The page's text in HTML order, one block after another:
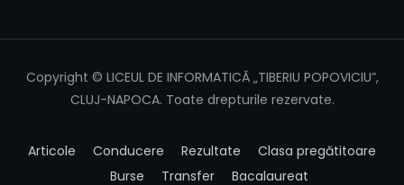
Copyright © LICEUL DE INFORMATICĂ „TIBERIU POPOVICIU”,
CLUJ-NAPOCA. Toate drepturile rezervate.
Articole Conducere Rezultate
Clasa pregătitoare
Burse
Transfer Bacalaureat